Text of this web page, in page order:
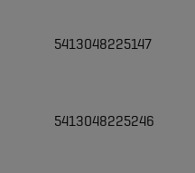
5413048225147
5413048225246